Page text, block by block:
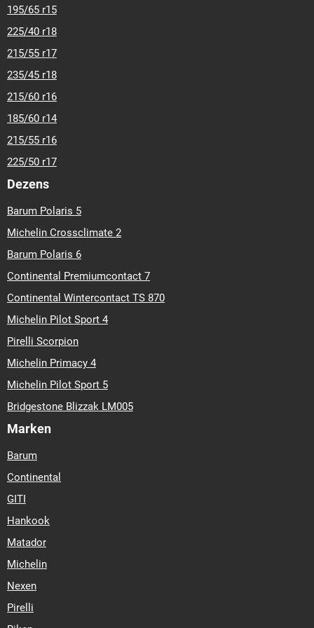
195/65 r15
225/40 r18
215/55 r17
235/45 r18
215/60 r16
185/60 r14
215/55 r16
225/50 r17
Dezens
Barum Polaris 5
Michelin Crossclimate 2
Barum Polaris 6
Continental Premiumcontact 7
Continental Wintercontact TS 870
Michelin Pilot Sport 4
Pirelli Scorpion
Michelin Primacy 4
Michelin Pilot Sport 5
Bridgestone Blizzak LM005
Marken
Barum
Continental
GITI
Hankook
Matador
Michelin
Nexen
Pirelli